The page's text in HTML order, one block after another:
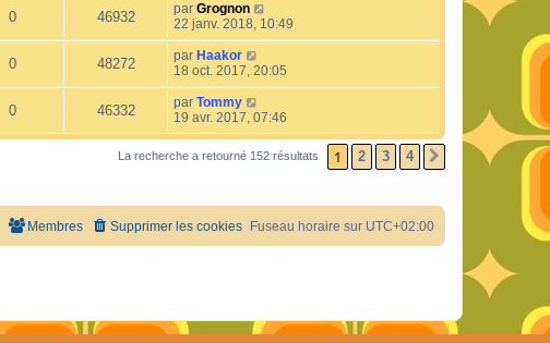
0 46932 par Grognon
22 janv. 2018, 10:49
0 48272 par Haakor
18 oct. 2017, 20:05
0 46332 par Tommy
19 avr. 2017, 07:46
La recherche a retourné 152 résultats 1 2 3 4 SUIVANT
Fuseau horaire sur UTC+02:00
Supprimer les cookies
Membres